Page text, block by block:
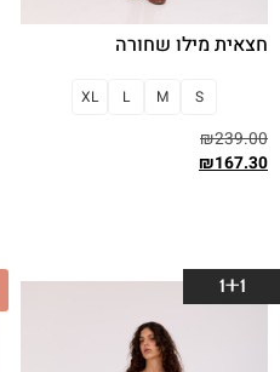
חצאית מילו שחורה
S
M
L
XL
₪239.00
₪167.30
1+1